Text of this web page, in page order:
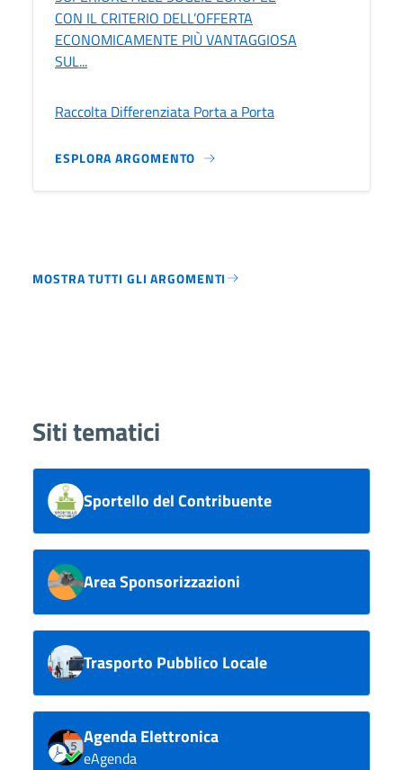
CON IL CRITERIO DELL’OFFERTA
ECONOMICAMENTE PIÙ VANTAGGIOSA
SUL...
Raccolta Differenziata Porta a Porta
ESPLORA ARGOMENTO
MOSTRA TUTTI GLI ARGOMENTI
Siti tematici
Sportello del Contribuente
Area Sponsorizzazioni
Trasporto Pubblico Locale
Agenda Elettronica
eAgenda